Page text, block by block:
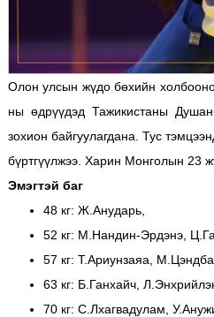
Олон улсын жүдо бөхийн
ны өдрүүдэд Тажикистаны
зохион байгуулагдана. Тус
бүртгүүлжээ. Харин Монголын 23
Эмэгтэй баг
48 кг: Ж.Анударь,
52 кг: М.Нандин-Эрдэнэ,
57 кг: Т.Ариунзаяа,
63 кг: Б.Ганхайч,
70 кг: С.Лхагвадулам,